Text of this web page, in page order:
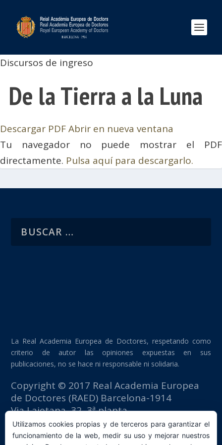
Discursos de ingreso
De la Tierra a la Luna
Descargar PDFAbrir en nueva ventana
Tu navegador no puede mostrar el PDF
directamente. Pulsa aquí para descargarlo.
La Real Academia Europea de Doctores, respetando como
criterio de autor las opiniones expuestas en sus
publicaciones, no se hace ni responsable ni solidaria.
Copyright © 2017 Real Academia Europea
de Doctores (RAED) Barcelona-1914
Via Laietana, 32, 3ª planta
Edificio Fomento del Trabajo
08003 Barcelona (España)
Utilizamos cookies propias y de terceros para garantizar el
funcionamiento de la web, medir su uso y mejorar nuestros